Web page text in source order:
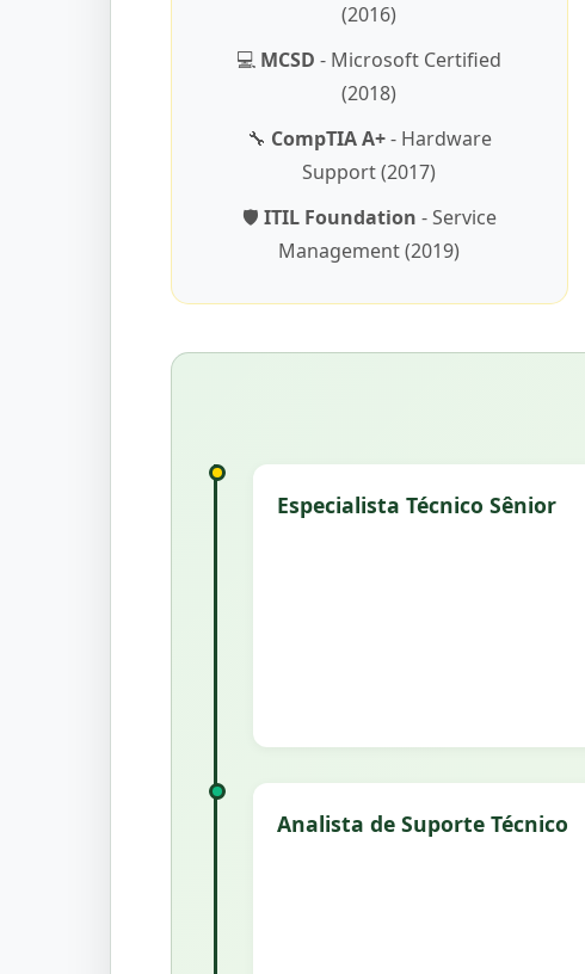
(2016)
💻 MCSD - Microsoft Certified
(2018)
🔧 CompTIA A+- Hardware
Support (2017)
🛡️ ITIL Foundation - Service
Management (2019)
Especialista Técnico Sênior
Analista de Suporte Técnico